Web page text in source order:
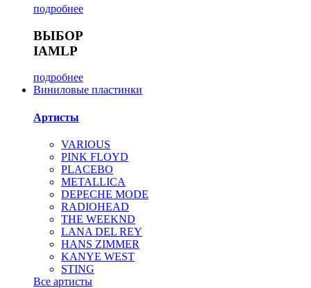
подробнее
ВЫБОР
IAMLP
подробнее
Виниловые пластинки
Артисты
VARIOUS
PINK FLOYD
PLACEBO
METALLICA
DEPECHE MODE
RADIOHEAD
THE WEEKND
LANA DEL REY
HANS ZIMMER
KANYE WEST
STING
Все артисты